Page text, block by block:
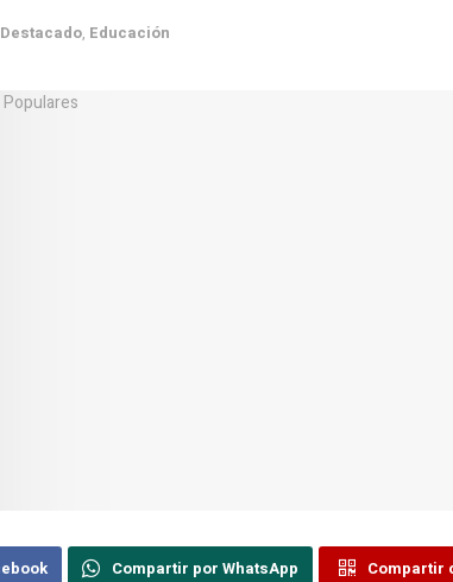
Destacado, Educación
Compartir por WhatsApp Compartir